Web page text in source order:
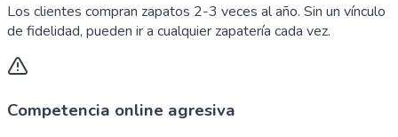
Los clientes compran zapatos 2-3 veces al año. Sin un vínculo
de fidelidad, pueden ir a cualquier zapatería cada vez.
Competencia online agresiva